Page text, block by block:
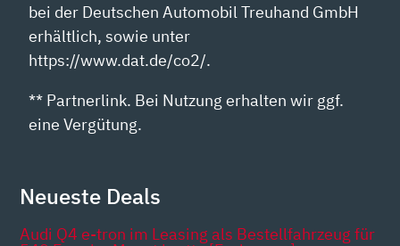
bei der Deutschen Automobil Treuhand GmbH
erhältlich, sowie unter
https://www.dat.de/co2/.
** Partnerlink. Bei Nutzung erhalten wir ggf.
eine Vergütung.
Neueste Deals
Audi Q4 e-tron im Leasing als Bestellfahrzeug für